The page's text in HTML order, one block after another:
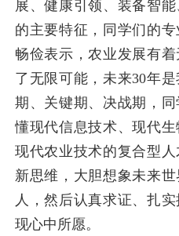
展、健康引领、装备智
的主要特征，同学们的
畅俭表示，农业发展有
了无限可能，未来30年
期、关键期、决战期，
懂现代信息技术、现代
现代农业技术的复合型
新思维，大胆想象未来
人，然后认真求证、扎
现心中所愿。